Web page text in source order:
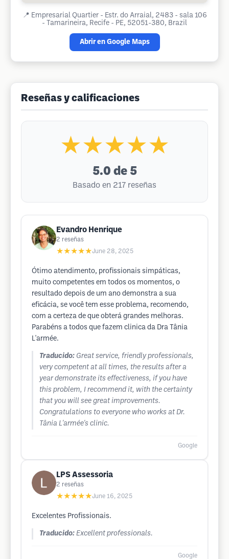
📍 Empresarial Quartier - Estr. do Arraial, 2483 - sala 106
- Tamarineira, Recife - PE, 52051-380, Brazil
Abrir en Google Maps
Reseñas y calificaciones
★★★★★
5.0 de 5
Basado en 217 reseñas
Evandro Henrique
2 reseñas
★★★★★June 28, 2025
Ótimo atendimento, profissionais simpáticas,
muito competentes em todos os momentos, o
resultado depois de um ano demonstra a sua
eficácia, se você tem esse problema, recomendo,
com a certeza de que obterá grandes melhoras.
Parabéns a todos que fazem clinica da Dra Tânia
L'armée.
Traducido: Great service, friendly professionals,
very competent at all times, the results after a
year demonstrate its effectiveness, if you have
this problem, I recommend it, with the certainty
that you will see great improvements.
Congratulations to everyone who works at Dr.
Tânia L'armée's clinic.
Google
LPS Assessoria
2 reseñas
★★★★★June 16, 2025
Excelentes Profissionais.
Traducido: Excellent professionals.
Google